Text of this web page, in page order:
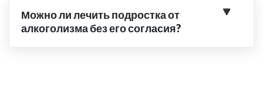
Можно ли лечить подростка от
алкоголизма без его согласия?